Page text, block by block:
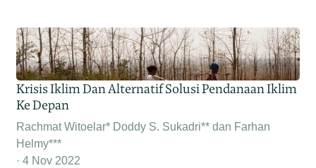
Krisis Iklim Dan Alternatif Solusi Pendanaan Iklim
Ke Depan
Rachmat Witoelar* Doddy S. Sukadri** dan Farhan
Helmy***
4 Nov 2022